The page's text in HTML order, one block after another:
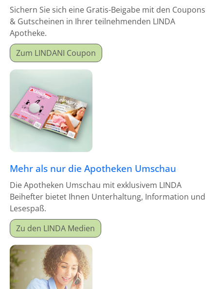
Sichern Sie sich eine Gratis-Beigabe mit den Coupons
& Gutscheinen in Ihrer teilnehmenden LINDA
Apotheke.
Zum LINDANI Coupon
Mehr als nur die Apotheken Umschau
Die Apotheken Umschau mit exklusivem LINDA
Beihefter bietet Ihnen Unterhaltung, Information und
Lesespaß.
Zu den LINDA Medien